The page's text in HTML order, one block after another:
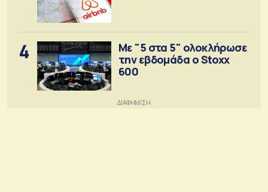
4
Με "5 στα 5" ολοκλήρωσε
την εβδομάδα ο Stoxx
600